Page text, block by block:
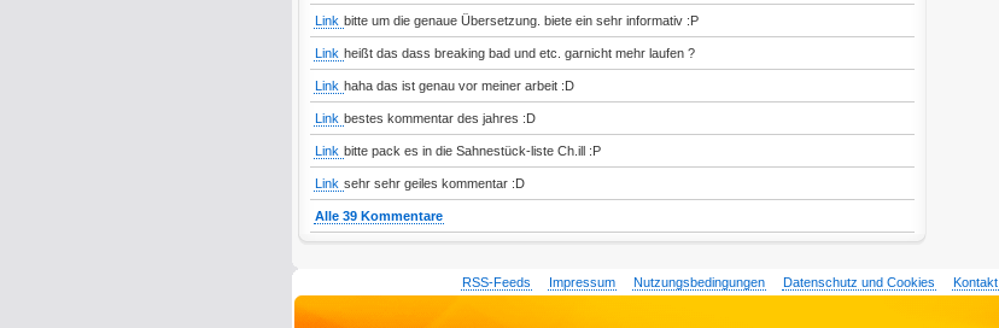
Link bitte um die genaue Übersetzung. biete ein sehr informativ :P
Link heißt das dass breaking bad und etc. garnicht mehr laufen ?
Link haha das ist genau vor meiner arbeit :D
Link bestes kommentar des jahres :D
Link bitte pack es in die Sahnestück-liste Ch.ill :P
Link sehr sehr geiles kommentar :D
Alle 39 Kommentare
RSS-Feeds Impressum Nutzungsbedingungen Datenschutz und Cookies Kontakt